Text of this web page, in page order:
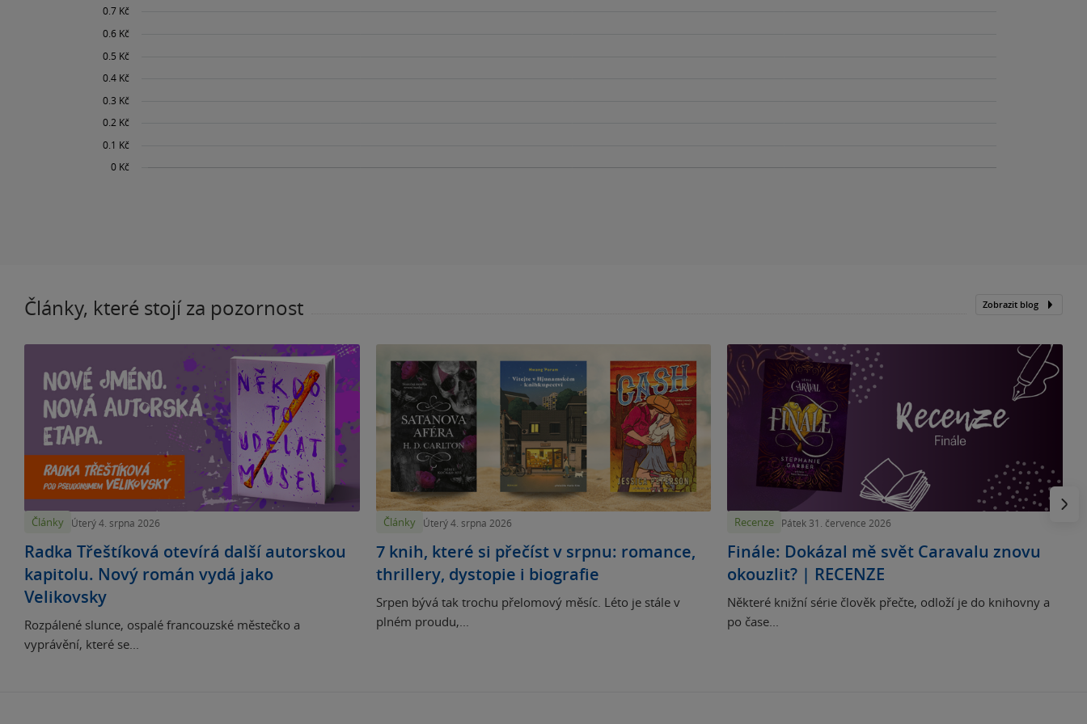
Články, které stojí za pozornost Zobrazit blog
Články Úterý 4. srpna 2026
Radka Třeštíková otevírá další autorskou
kapitolu. Nový román vydá jako
Velikovsky
Rozpálené slunce, ospalé francouzské městečko a
vyprávění, které se...
Články Úterý 4. srpna 2026
7 knih, které si přečíst v srpnu: romance,
thrillery, dystopie i biografie
Srpen bývá tak trochu přelomový měsíc. Léto je stále v
plném proudu,...
Recenze Pátek 31. července 2026
Finále: Dokázal mě svět Caravalu znovu
okouzlit? | RECENZE
Některé knižní série člověk přečte, odloží je do knihovny a
po čase...